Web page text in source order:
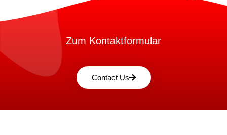
Zum Kontaktformular
Contact Us